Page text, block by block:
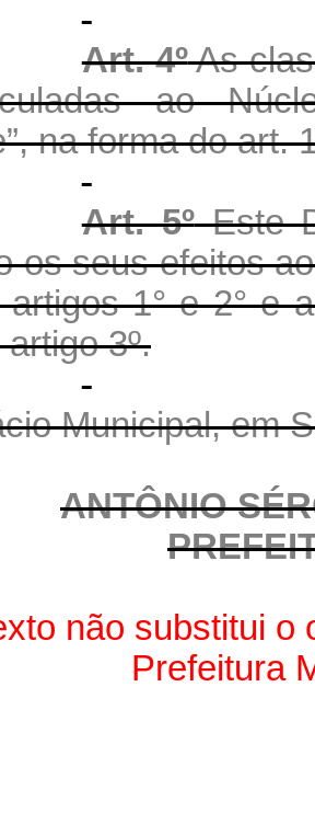
Art. 4ºAs
ao
na forma do art.
Art. 5ºEste
os seus efeitos
1° e 2° e
3º.
Municipal, em
ANTÔNIO
não substitui o
Prefeitura